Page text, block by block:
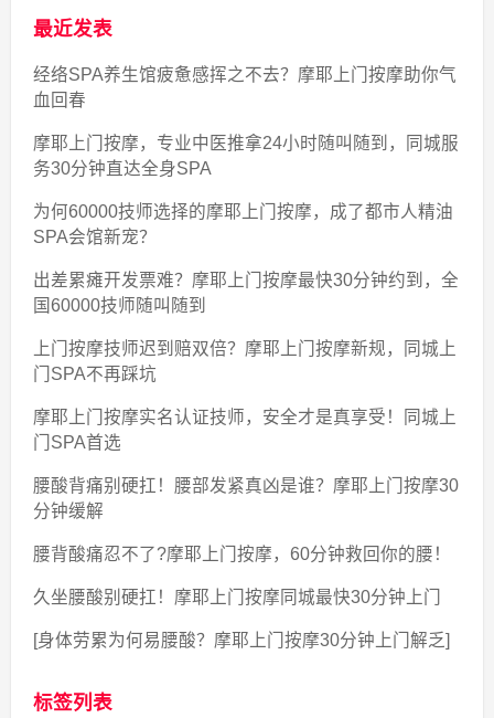
最近发表
经络SPA养生馆疲惫感挥之不去？摩耶上门按摩助你气
血回春
摩耶上门按摩，专业中医推拿24小时随叫随到，同城服
务30分钟直达全身SPA
为何60000技师选择的摩耶上门按摩，成了都市人精油
SPA会馆新宠？
出差累瘫开发票难？摩耶上门按摩最快30分钟约到，全
国60000技师随叫随到
上门按摩技师迟到赔双倍？摩耶上门按摩新规，同城上
门SPA不再踩坑
摩耶上门按摩实名认证技师，安全才是真享受！同城上
门SPA首选
腰酸背痛别硬扛！腰部发紧真凶是谁？摩耶上门按摩30
分钟缓解
腰背酸痛忍不了?摩耶上门按摩，60分钟救回你的腰！
久坐腰酸别硬扛！摩耶上门按摩同城最快30分钟上门
[身体劳累为何易腰酸？摩耶上门按摩30分钟上门解乏]
标签列表